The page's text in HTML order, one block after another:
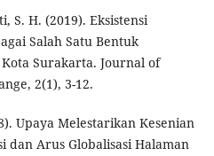
S. H. (2019). Eksistensi
Salah Satu Bentuk
Surakarta. Journal of
2(1), 3-12.
Upaya Melestarikan Kesenian
dan Arus Globalisasi Halaman